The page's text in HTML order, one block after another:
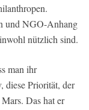
und NGO-Anhang
nützlich sind.
man ihr
diese Priorität, der
Das hat er